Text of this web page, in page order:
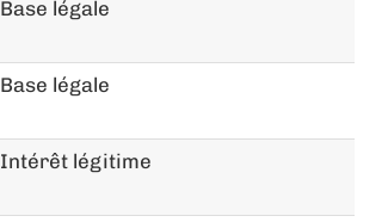
Base légale
Base légale
Intérêt légitime